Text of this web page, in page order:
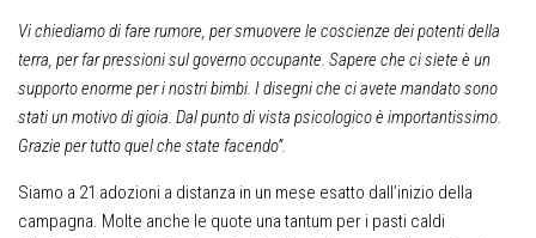
Vi chiediamo di fare rumore, per smuovere le coscienze dei potenti della
terra, per far pressioni sul governo occupante. Sapere che ci siete è un
supporto enorme per i nostri bimbi. I disegni che ci avete mandato sono
stati un motivo di gioia. Dal punto di vista psicologico è importantissimo.
Grazie per tutto quel che state facendo”.
Siamo a 21 adozioni a distanza in un mese esatto dall’inizio della
campagna. Molte anche le quote una tantum per i pasti caldi